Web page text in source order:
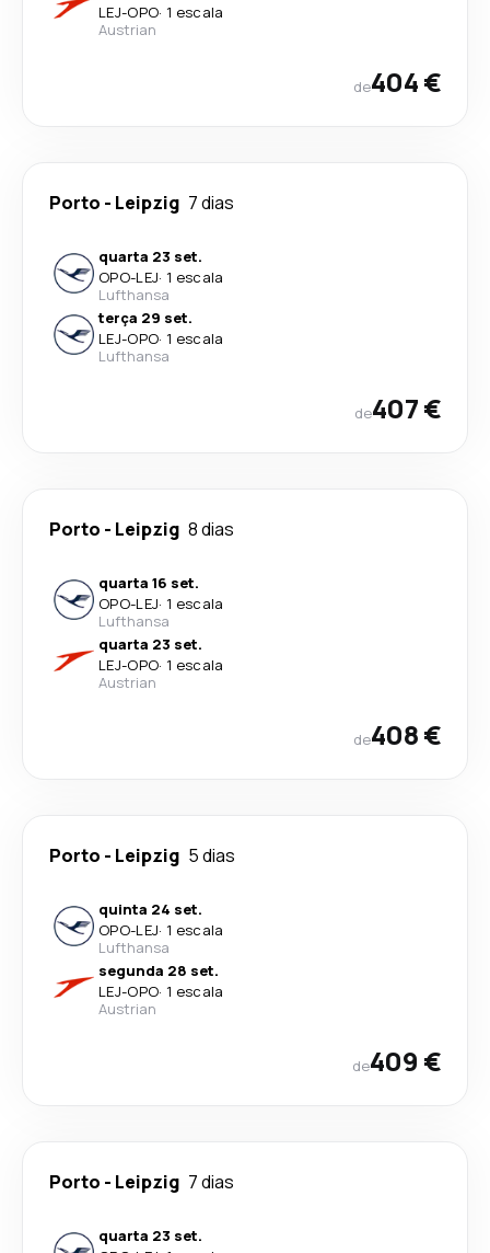
LEJ-OPO· 1 escala
Austrian
de404 €
Porto - Leipzig 7 dias
quarta 23 set.
OPO-LEJ· 1 escala
Lufthansa
terça 29 set.
LEJ-OPO· 1 escala
Lufthansa
de407 €
Porto - Leipzig 8 dias
quarta 16 set.
OPO-LEJ· 1 escala
Lufthansa
quarta 23 set.
LEJ-OPO· 1 escala
Austrian
de408 €
Porto - Leipzig 5 dias
quinta 24 set.
OPO-LEJ· 1 escala
Lufthansa
segunda 28 set.
LEJ-OPO· 1 escala
Austrian
de409 €
Porto - Leipzig 7 dias
quarta 23 set.